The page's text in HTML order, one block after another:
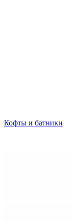
Кофты и батники